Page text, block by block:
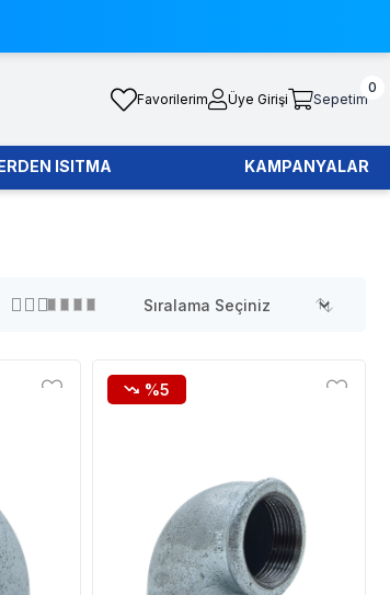
Favorilerim Üye Girişi Sepetim
0
ISITMA KAMPANYALAR
%5